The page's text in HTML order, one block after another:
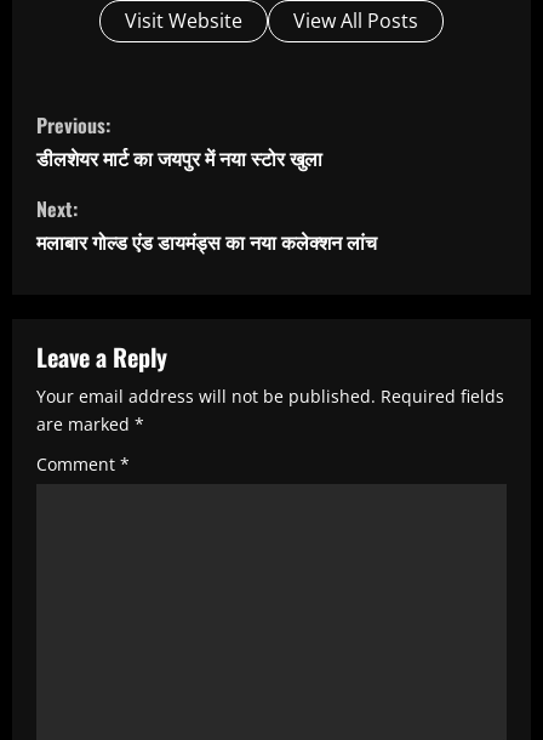
Visit Website View All Posts
C
o
n
t
u
e
R
e
Previous:
डीलशेयर मार्ट का जयपुर में नया स्टोर खुला
Next:
मलाबार गोल्ड एंड डायमंड्स का नया कलेक्शन लांच
Leave a Reply
Your email address will not be published. Required fields
are marked *
Comment *